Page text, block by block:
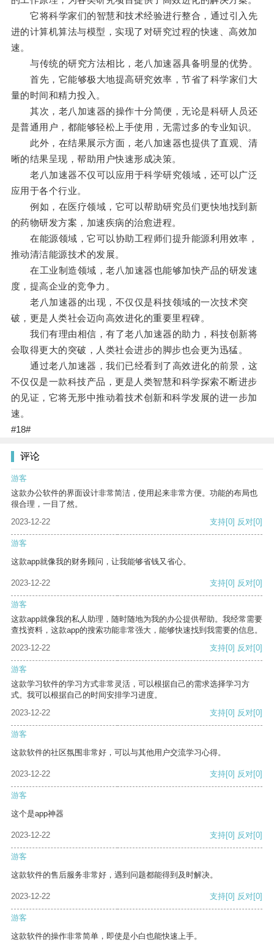
它将科学家们的智慧和技术经验进行整合，通过引入先
进的计算机算法与模型，实现了对研究过程的快速、高效加
速。
与传统的研究方法相比，老八加速器具备明显的优势。
首先，它能够极大地提高研究效率，节省了科学家们大
量的时间和精力投入。
其次，老八加速器的操作十分简便，无论是科研人员还
是普通用户，都能够轻松上手使用，无需过多的专业知识。
此外，在结果展示方面，老八加速器也提供了直观、清
晰的结果呈现，帮助用户快速形成决策。
老八加速器不仅可以应用于科学研究领域，还可以广泛
应用于各个行业。
例如，在医疗领域，它可以帮助研究员们更快地找到新
的药物研发方案，加速疾病的治愈进程。
在能源领域，它可以协助工程师们提升能源利用效率，
推动清洁能源技术的发展。
在工业制造领域，老八加速器也能够加快产品的研发速
度，提高企业的竞争力。
老八加速器的出现，不仅仅是科技领域的一次技术突
破，更是人类社会迈向高效进化的重要里程碑。
我们有理由相信，有了老八加速器的助力，科技创新将
会取得更大的突破，人类社会进步的脚步也会更为迅猛。
通过老八加速器，我们已经看到了高效进化的前景，这
不仅仅是一款科技产品，更是人类智慧和科学探索不断进步
的见证，它将无形中推动着技术创新和科学发展的进一步加
速。
#18#
评论
游客
这款办公软件的界面设计非常简洁，使用起来非常方便。功能的布局也
很合理，一目了然。
2023-12-22
支持[0] 反对[0]
游客
这款app就像我的财务顾问，让我能够省钱又省心。
2023-12-22 支持[0] 反对[0]
游客
这款app就像我的私人助理，随时随地为我的办公提供帮助。我经常需要
查找资料，这款app的搜索功能非常强大，能够快速找到我需要的信息。
2023-12-22
支持[0] 反对[0]
游客
这款学习软件的学习方式非常灵活，可以根据自己的需求选择学习方
式。我可以根据自己的时间安排学习进度。
2023-12-22
支持[0] 反对[0]
游客
这款软件的社区氛围非常好，可以与其他用户交流学习心得。
2023-12-22 支持[0] 反对[0]
游客
这个是app神器
2023-12-22 支持[0] 反对[0]
游客
这款软件的售后服务非常好，遇到问题都能得到及时解决。
2023-12-22 支持[0] 反对[0]
游客
这款软件的操作非常简单，即使是小白也能快速上手。